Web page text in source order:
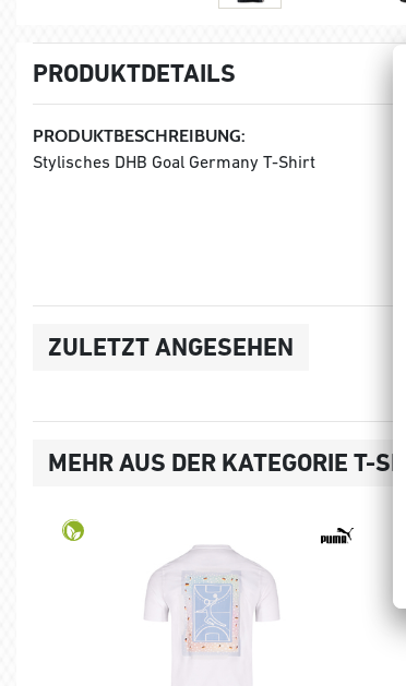
PRODUKTDETAILS
PRODUKTBESCHREIBUNG:
Stylisches DHB Goal Germany T-Shirt
ZULETZT ANGESEHEN
MEHR AUS DER KATEGORIE T-